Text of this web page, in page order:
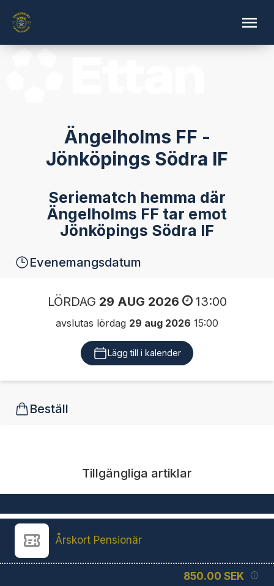
Ängelholms FF -
Jönköpings Södra IF
Seriematch hemma där
Ängelholms FF tar emot
Jönköpings Södra IF
Evenemangsdatum
LÖRDAG 29 AUG 2026 13:00
avslutas lördag 29 aug 2026 15:00
Lägg till i kalender
Beställ
Tillgängliga artiklar
Årskort Pensionär
850.00 SEK